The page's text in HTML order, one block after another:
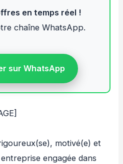
en temps réel !
chaîne WhatsApp.
sur WhatsApp
motivé(e) et
engagée dans